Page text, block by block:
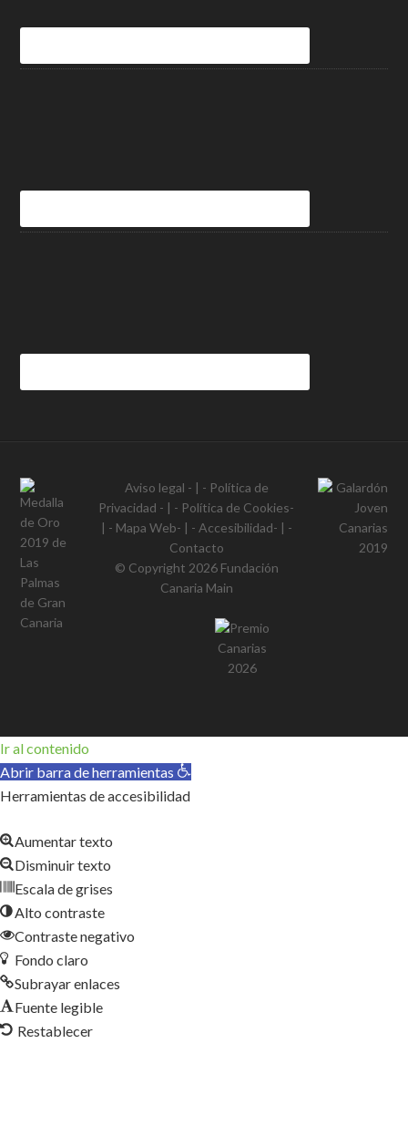
Aviso legal - | - Política de
Privacidad - | - Política de Cookies-
| - Mapa Web- | - Accesibilidad- | -
Contacto
© Copyright 2026 Fundación
Canaria Main
Ir al contenido
Abrir barra de herramientas
Herramientas de accesibilidad
Aumentar texto
Disminuir texto
Escala de grises
Alto contraste
Contraste negativo
Fondo claro
Subrayar enlaces
Fuente legible
Restablecer